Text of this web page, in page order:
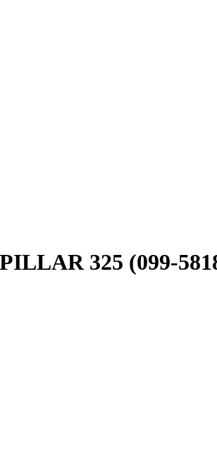
325 (099-